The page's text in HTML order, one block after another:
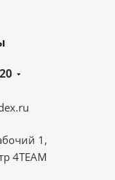
1,
4TEAM